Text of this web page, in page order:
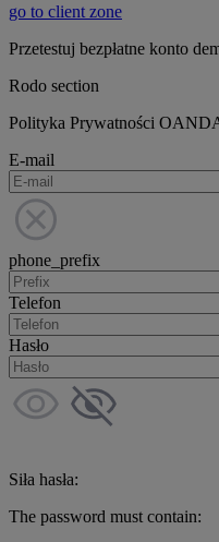
go to client zone
Przetestuj bezpłatne konto
Rodo section
Polityka Prywatności
E-mail
phone_prefix
Telefon
Hasło
Siła hasła:
The password must contain: